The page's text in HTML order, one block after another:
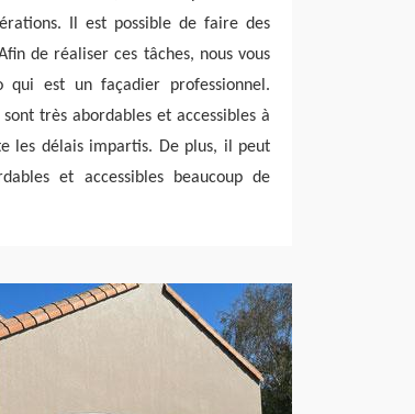
Il est possible de faire des
de réaliser ces tâches, nous vous
qui est un façadier professionnel.
très abordables et accessibles à
les délais impartis. De plus, il peut
et accessibles beaucoup de